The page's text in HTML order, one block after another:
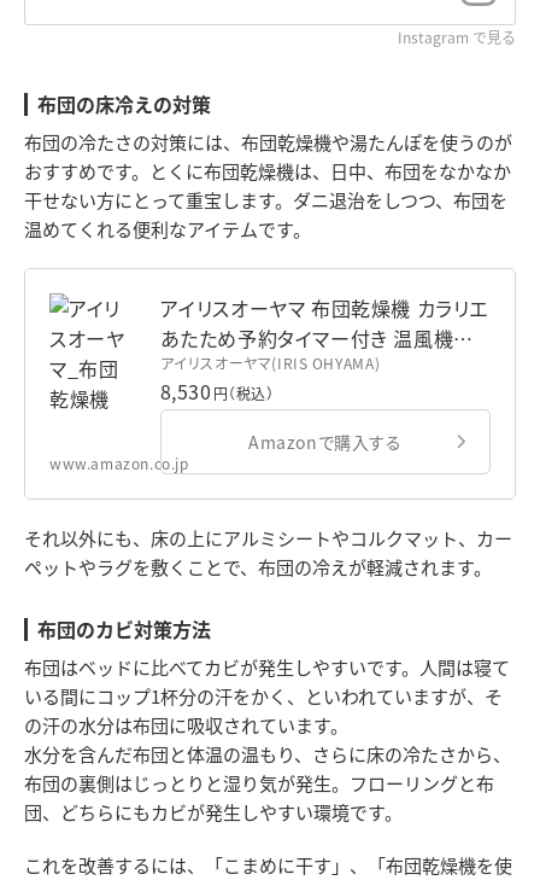
Instagram で見る
布団の床冷えの対策
布団の冷たさの対策には、布団乾燥機や湯たんぽを使うのが
おすすめです。とくに布団乾燥機は、日中、布団をなかなか
干せない方にとって重宝します。ダニ退治をしつつ、布団を
温めてくれる便利なアイテムです。
www.amazon.co.jp
アイリスオーヤマ 布団乾燥機 カラリエ
あたため予約タイマー付き 温風機能
付 マット不要 布団1組・靴1組対応 ピ
ンク FK-C3-P
アイリスオーヤマ(IRIS OHYAMA)
8,530 円（税込）
Amazonで購入する
それ以外にも、床の上にアルミシートやコルクマット、カー
ペットやラグを敷くことで、布団の冷えが軽減されます。
布団のカビ対策方法
布団はベッドに比べてカビが発生しやすいです。人間は寝て
いる間にコップ1杯分の汗をかく、といわれていますが、そ
の汗の水分は布団に吸収されています。
水分を含んだ布団と体温の温もり、さらに床の冷たさから、
布団の裏側はじっとりと湿り気が発生。フローリングと布
団、どちらにもカビが発生しやすい環境です。
これを改善するには、「こまめに干す」、「布団乾燥機を使